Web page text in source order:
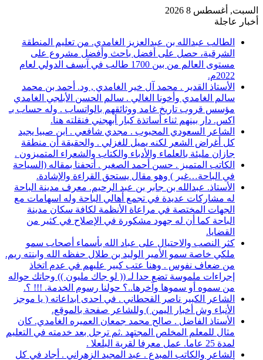
السبت, أغسطس 8 2026
أخبار عاجلة
الطالب عبدالله بن عبدالعزيز الغامدي. من تعليم المنطقة
الشرقية، حصل على أفضل باحث وأفضل مشروع على
مستوى العالم من بين 1700 طالب في آيسف الدولي لعام
2022م.
الأستاذ القدير . محمد آل خير الغامدي , ود. أحمد بن محمد
سالم الغامدي وأخونا الغالي . سالم الحسن الأبلجي الغامدي
مؤسس قروب تاريخ غامد ووثائقهم بالواتساب . وله حساب بـ
اكس. دار بينهم ثناء أساتذة كبار أبهجني فنقلته هنا.
الشاعر السعودي المحبوب . مجدي شافعي . ابن صبيا يجيد
كل أغراض الشعر لكنه يميل للغزلي . والحقيقة أن منطقة
جازان مليئة بالعلماء والأدباء والكتاب والشعراء المتميزون .
الكاتب المتميز . حسن أحمد الصغير . أتحفنا بمقاله (السياحة
في الباحة…غير ) وهو مقال يستحق القراءة والإشادة.
الأستاذ. عبدالله بن جابر بن عبد الرحيم. معرف مدينة الباحة
له مشاركات عديدة في تجمع أهالي الباحة وله اسهامات مع
الجهات المختصة في مراعاة الأنظمة لكافة سكان مدينة
الباحة كما أن له جهود مشكورة في الإصلاح في كثير من
القضايا.
كثر النصب والاحتيال على عباد الله بأسماء أصحاب سمو
ملكي خاصة سمو الأمير الوليد بن طلال حفظه الله وابنته ريم.
من ضعاف نفوس . وهنا عتب كبير عليهم في عدم اتخاذ
إجراءات ملموسة تضع حدا لـ (( لو جاك مليون )) وجاتك حواله
من سموه أو سموها وآخرها..؟ حولنا رسوم الخدمة. !!! ؟.
الشاعر الكبير ناصر القحطاني . في احدى ابداعاته ( يا موجز
الأنباء وش أخبار اليمن ) وللشاعر صفحة بالموقع.
الأستاذ الفاضل . صالح محمد جمعان العميره الغامدي. كان
مثال للمعلم المخلص المجتهد .ثم ترجل بعد خدمته في التعليم
لمدة 25 عاما. عمل معرفا لقرية البلعلا .
الشاعر والكاتب المبدع . عبد المجيد الزهراني . أجاد في كل